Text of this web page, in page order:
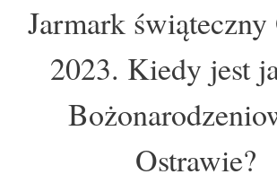
Jarmark świąteczny
2023. Kiedy jest
Ostrawie?